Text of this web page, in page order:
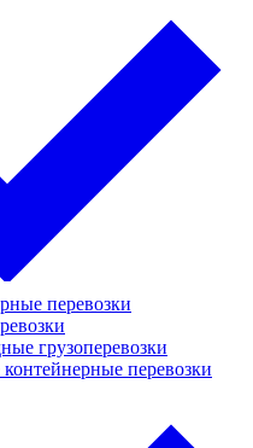
перевозки
грузоперевозки
перевозки